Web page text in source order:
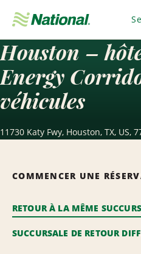
navigation
Houston –
Energy
véhicules
11730 Katy Fwy, Houston, TX, US,
COMMENCER UNE
RETOUR À LA MÊME
SUCCURSALE DE RETOUR